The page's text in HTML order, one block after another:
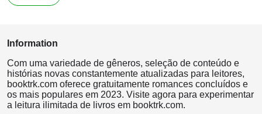
Information
Com uma variedade de gêneros, seleção de conteúdo e
histórias novas constantemente atualizadas para leitores,
booktrk.com oferece gratuitamente romances concluídos e
os mais populares em 2023. Visite agora para experimentar
a leitura ilimitada de livros em booktrk.com.